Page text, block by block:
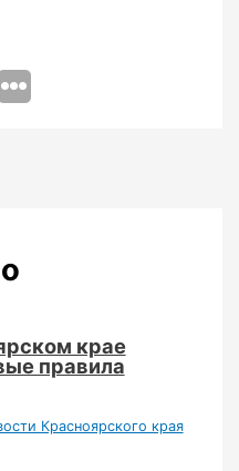
крае
правила
Красноярского края